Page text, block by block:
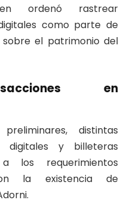
ordenó rastrear
como parte de
el patrimonio del
en
distintas
digitales y billeteras
los requerimientos
la existencia de